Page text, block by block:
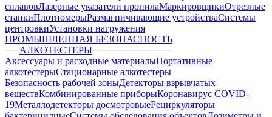
сплавовЛазерные указатели пропилаМаркировщикиОтрезные
станкиПлотномерыРазмагничивающие устройстваСистемы
центровкиУстановки нагружения
ПРОМЫШЛЕННАЯ БЕЗОПАСНОСТЬ
АЛКОТЕСТЕРЫ
Аксессуары и расходные материалыПортативные
алкотестерыСтационарные алкотестеры
Безопасность рабочей зоныДетекторы взрывчатых
веществКомбинированные приборыКоронавирус COVID-
19Металлодетекторы досмотровыеРециркуляторы